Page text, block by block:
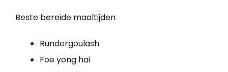
Beste bereide maaltijden
Rundergoulash
Foe yong hai